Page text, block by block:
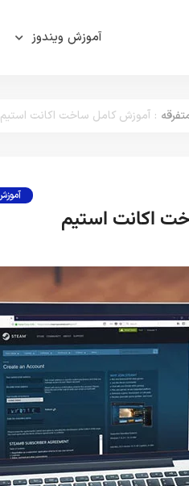
آموزش ویندوز
: آموزش کامل ساخت اکانت استیم
اکانت استیم